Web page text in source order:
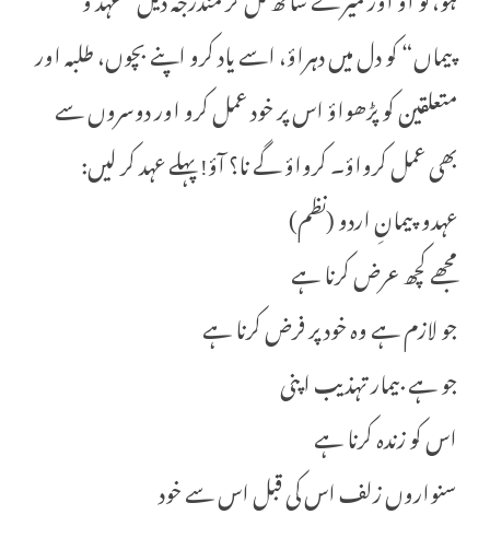
پیماں“ کو دل میں دہراؤ، اسے یاد کرو اپنے بچوں، طلبہ اور
متعلقین کو پڑھواؤ اس پر خود عمل کرو اور دوسروں سے
بھی عمل کرواؤ۔ کرواؤ گے نا؟ آؤ! پہلے عہد کر لیں:
عہدو پیمانِ اردو (نظم)
مجھے کچھ عرض کرنا ہے
جو لازم ہے وہ خود پر فرض کرنا ہے
جو ہے بیمار تہذیب اپنی
اس کو زندہ کرنا ہے
سنواروں زلف اس کی قبل اس سے خود